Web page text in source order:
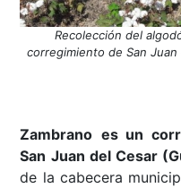
Recolección del
corregimiento de San
Zambrano es un
San Juan del Cesar
de la cabecera